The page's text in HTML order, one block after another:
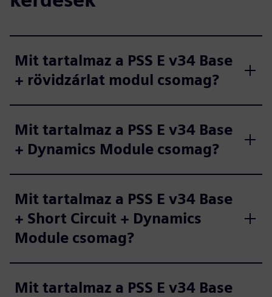
Mit tartalmaz a PSS E v34 Base
+ rövidzárlat modul csomag?
Mit tartalmaz a PSS E v34 Base
+ Dynamics Module csomag?
Mit tartalmaz a PSS E v34 Base
+ Short Circuit + Dynamics
Module csomag?
Mit tartalmaz a PSS E v34 Base